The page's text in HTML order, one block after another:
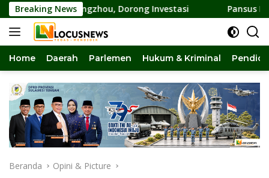
Langsung
ke
konten
Breaking NewsDorong Investasi Pansus DPRD Sulteng
Home Daerah Parlemen Hukum & Kriminal
Beranda Opini & Picture